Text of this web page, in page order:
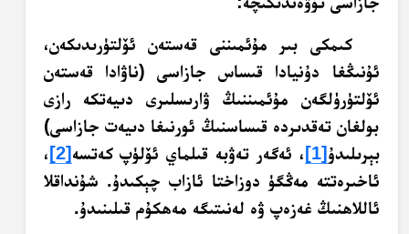
كىمكى بىر مۇئمىننى قەستەن ئۆلتۈرىدىكەن،
ئۇنىڭغا دۇنيادا قىساس جازاسى (ناۋادا قەستەن
ئۆلتۈرۈلگەن مۇئمىننىڭ ۋارىسلىرى دىيەتكە رازى
بولغان تەقدىردە قىساسنىڭ ئورنىغا دىيەت جازاسى)
بېرىلىدۇ [1] ، ئەگەر تەۋبە قىلماي ئۆلۈپ كەتسە [2]
،
ئاخىرەتتە مەڭگۈ دوزاختا ئازاب چېكىدۇ. شۇنداقلا
ئاللاھنىڭ غەزەپ ۋە لەنىتىگە مەھكۇم قىلىنىدۇ.